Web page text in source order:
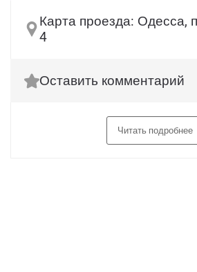
Карта проезда: Одесса,
4
Оставить комментарий
Читать подробнее